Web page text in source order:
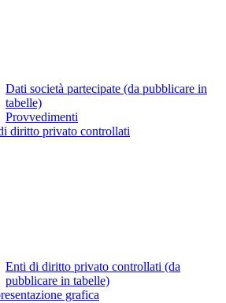
Dati società partecipate (da pubblicare in
tabelle)
Provvedimenti
diritto privato controllati
Enti di diritto privato controllati (da
pubblicare in tabelle)
grafica